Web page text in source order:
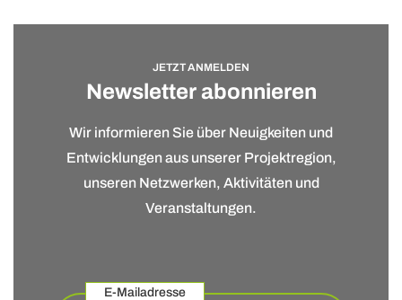
JETZT ANMELDEN
Newsletter abonnieren
Wir informieren Sie über Neuigkeiten und
Entwicklungen aus unserer Projektregion,
unseren Netzwerken, Aktivitäten und
Veranstaltungen.
E-Mailadresse